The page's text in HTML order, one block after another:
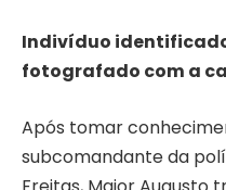
Indivíduo
fotografado com a
Após tomar
subcomandante da